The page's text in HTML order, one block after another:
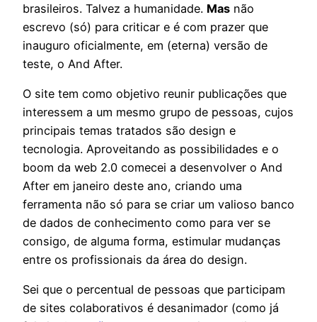
brasileiros. Talvez a humanidade. Mas não
escrevo (só) para criticar e é com prazer que
inauguro oficialmente, em (eterna) versão de
teste, o And After.
O site tem como objetivo reunir publicações que
interessem a um mesmo grupo de pessoas, cujos
principais temas tratados são design e
tecnologia. Aproveitando as possibilidades e o
boom da web 2.0 comecei a desenvolver o And
After em janeiro deste ano, criando uma
ferramenta não só para se criar um valioso banco
de dados de conhecimento como para ver se
consigo, de alguma forma, estimular mudanças
entre os profissionais da área do design.
Sei que o percentual de pessoas que participam
de sites colaborativos é desanimador (como já